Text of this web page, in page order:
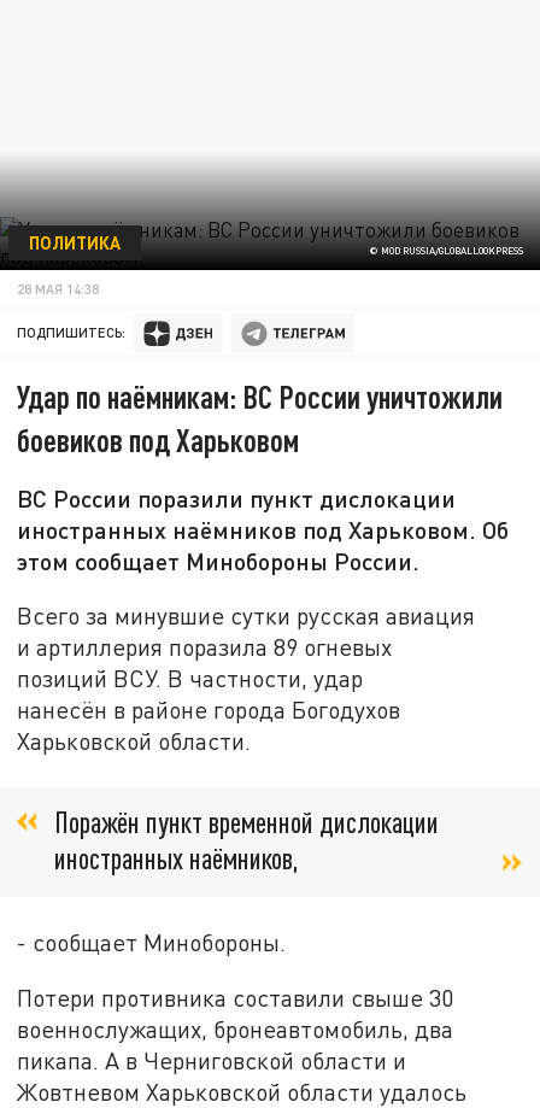
© MOD RUSSIA/GLOBALLOOKPRESS
ПОЛИТИКА
28 МАЯ 14:38
ПОДПИШИТЕСЬ:
Удар по наёмникам: ВС России уничтожили
боевиков под Харьковом
ВС России поразили пункт дислокации
иностранных наёмников под Харьковом. Об
этом сообщает Минобороны России.
Всего за минувшие сутки русская авиация
и артиллерия поразила 89 огневых
позиций ВСУ. В частности, удар
нанесён в районе города Богодухов
Харьковской области.
Поражён пункт временной дислокации
иностранных наёмников,
- сообщает Минобороны.
Потери противника составили свыше 30
военнослужащих, бронеавтомобиль, два
пикапа. А в Черниговской области и
Жовтневом Харьковской области удалось